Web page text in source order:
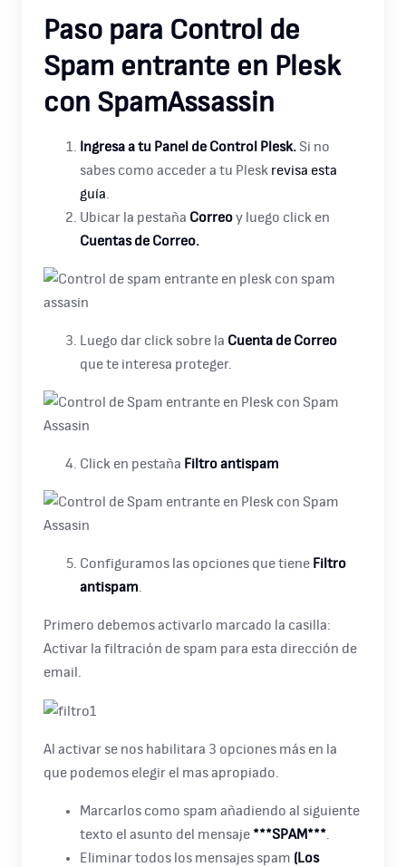
Paso para Control de
Spam entrante en Plesk
con SpamAssassin
Ingresa a tu Panel de Control Plesk. Si no
sabes como acceder a tu Plesk revisa esta
guía
Ubicar la pestaña Correoy luego click en
Cuentas de Correo.
Luego dar click sobre la Cuenta de Correo
que te interesa proteger.
Click en pestaña Filtro antispam
Configuramos las opciones que tiene Filtro
antispam
Primero debemos activarlo marcado la casilla:
Activar la filtración de spam para esta dirección de
email.
Al activar se nos habilitara 3 opciones más en la
que podemos elegir el mas apropiado.
Marcarlos como spam añadiendo al siguiente
texto el asunto del mensaje ***SPAM***
Eliminar todos los mensajes spam (Los